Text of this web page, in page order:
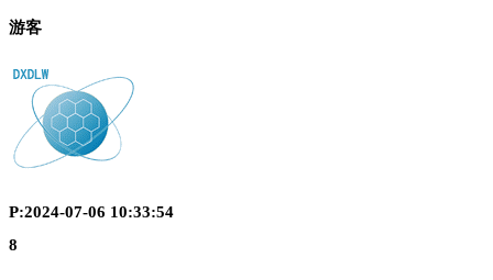
游客
P:2024-07-06 10:33:54
8